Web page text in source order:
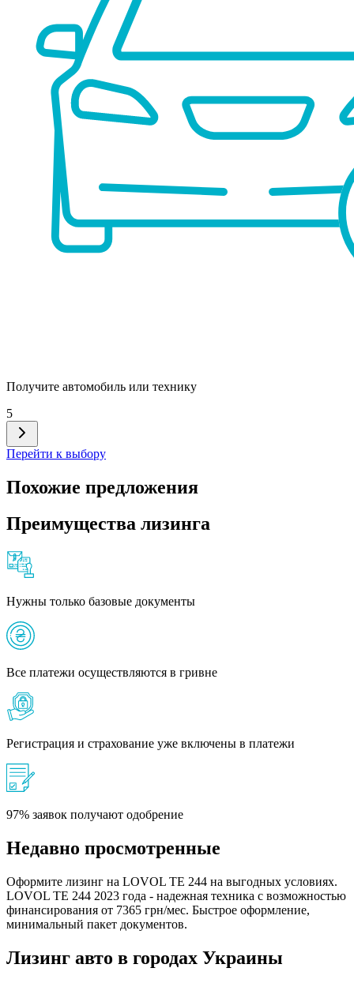
Получите автомобиль или технику
5
Перейти к выбору
Похожие предложения
Преимущества лизинга
Нужны только базовые документы
Все платежи осуществляются в гривне
Регистрация и страхование уже включены в платежи
97% заявок получают одобрение
Недавно просмотренные
Оформите лизинг на LOVOL ТЕ 244 на выгодных условиях.
LOVOL ТЕ 244 2023 года - надежная техника с возможностью
финансирования от 7365 грн/мес. Быстрое оформление,
минимальный пакет документов.
Лизинг авто в городах Украины